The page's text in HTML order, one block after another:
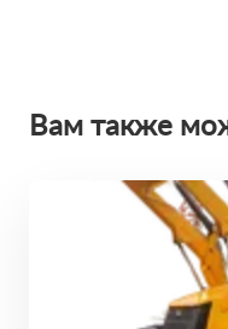
Вам также